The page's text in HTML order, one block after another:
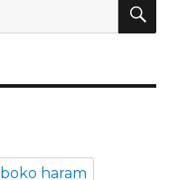
boko haram